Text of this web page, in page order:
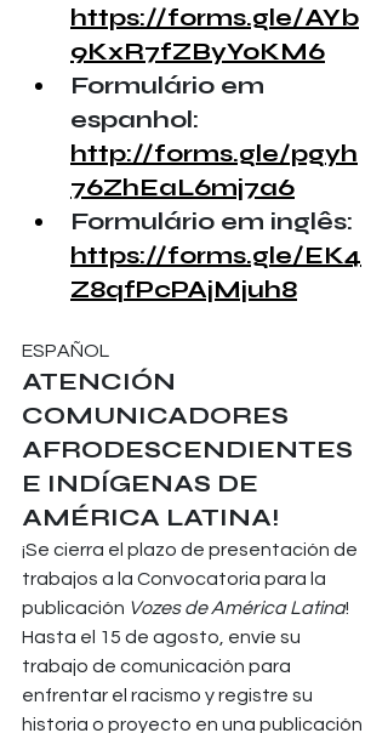
https://forms.gle/AYb
9KxR7fZByYoKM6
Formulário em
espanhol:
http://forms.gle/pgyh
76ZhEaL6mj7a6
Formulário em inglês:
https://forms.gle/EK4
Z8qfPcPAjMjuh8
ESPAÑOL
ATENCIÓN
COMUNICADORES
AFRODESCENDIENTES
E INDÍGENAS DE
AMÉRICA LATINA!
¡Se cierra el plazo de presentación de
trabajos a la Convocatoria para la
publicación Vozes de América Latina!
Hasta el 15 de agosto, envíe su
trabajo de comunicación para
enfrentar el racismo y registre su
historia o proyecto en una publicación